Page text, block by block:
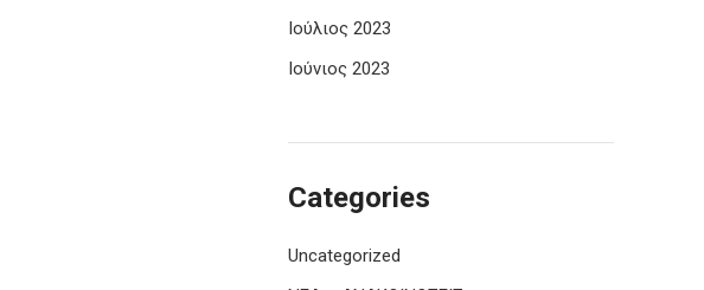
Ιούλιος 2023
Ιούνιος 2023
Categories
Uncategorized